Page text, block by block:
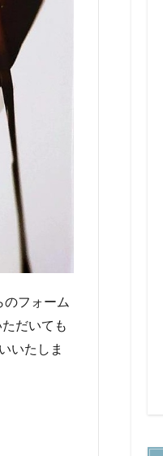
のフォーム
だいても
いたしま